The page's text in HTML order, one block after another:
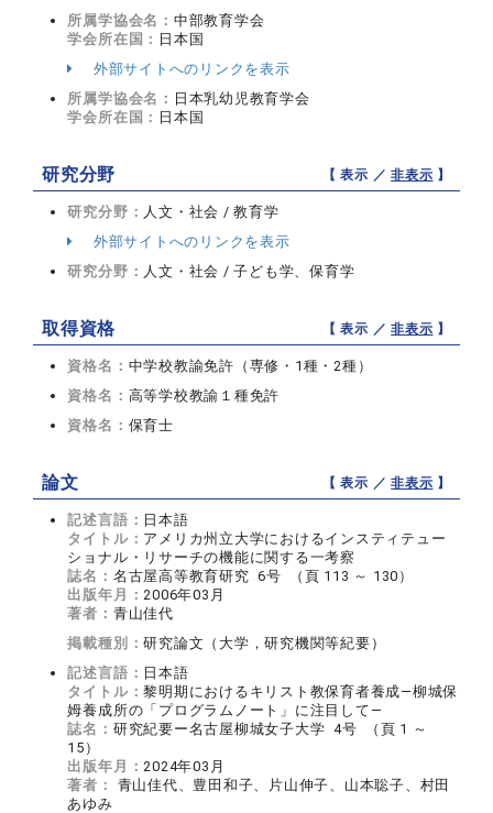
所属学協会名： 中部教育学会
学会所在国： 日本国
外部サイトへのリンクを表示
所属学協会名： 日本乳幼児教育学会
学会所在国： 日本国
研究分野 【 表示 ／非表示 】
研究分野： 人文・社会 / 教育学
外部サイトへのリンクを表示
研究分野： 人文・社会 / 子ども学、保育学
取得資格 【 表示 ／非表示 】
資格名： 中学校教諭免許（専修・1種・2種）
資格名： 高等学校教諭１種免許
資格名： 保育士
論文 【 表示 ／非表示 】
記述言語： 日本語
タイトル： アメリカ州立大学におけるインスティテュー
ショナル・リサーチの機能に関する一考察
誌名： 名古屋高等教育研究 6号 （頁 113 ～ 130）
出版年月： 2006年03月
著者： 青山佳代
掲載種別：研究論文（大学，研究機関等紀要）
記述言語： 日本語
タイトル：黎明期におけるキリスト教保育者養成―柳城保
姆養成所の「プログラムノート」に注目して―
誌名： 研究紀要ー名古屋柳城女子大学 4号 （頁 1 ～
15）
出版年月： 2024年03月
著者：
青山佳代、豊田和子、片山伸子、山本聡子、村田
あゆみ